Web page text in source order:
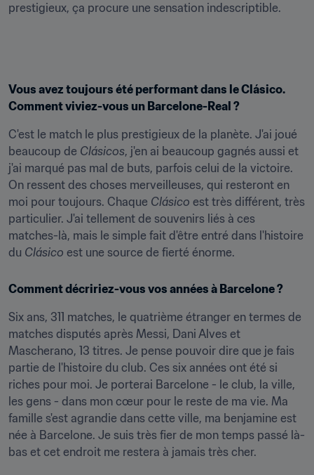
prestigieux, ça procure une sensation indescriptible.
Vous avez toujours été performant dans le Clásico.
Comment viviez-vous un Barcelone-Real ?
C'est le match le plus prestigieux de la planète. J'ai joué
beaucoup de Clásicos, j'en ai beaucoup gagnés aussi et
j'ai marqué pas mal de buts, parfois celui de la victoire.
On ressent des choses merveilleuses, qui resteront en
moi pour toujours. Chaque Clásico est très différent, très
particulier. J'ai tellement de souvenirs liés à ces
matches-là, mais le simple fait d'être entré dans l'histoire
du Clásico est une source de fierté énorme.
Comment décririez-vous vos années à Barcelone ?
Six ans, 311 matches, le quatrième étranger en termes de
matches disputés après Messi, Dani Alves et
Mascherano, 13 titres. Je pense pouvoir dire que je fais
partie de l'histoire du club. Ces six années ont été si
riches pour moi. Je porterai Barcelone - le club, la ville,
les gens - dans mon cœur pour le reste de ma vie. Ma
famille s'est agrandie dans cette ville, ma benjamine est
née à Barcelone. Je suis très fier de mon temps passé là-
bas et cet endroit me restera à jamais très cher.